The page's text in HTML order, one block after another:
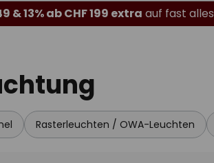
& 13% ab CHF 199 extra auf fast alles
Rasterleuchten / OWA-Leuchten